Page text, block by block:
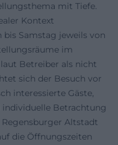
mit Tiefe.
Kontext
Samstag jeweils von
im
Betreiber als nicht
sich der Besuch vor
interessierte Gäste,
Betrachtung
Regensburger Altstadt
die Öffnungszeiten